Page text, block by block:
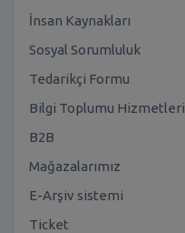
İnsan Kaynakları
Sosyal Sorumluluk
Tedarikçi Formu
Bilgi Toplumu Hizmetleri
B2B
Mağazalarımız
E-Arşiv sistemi
Ticket